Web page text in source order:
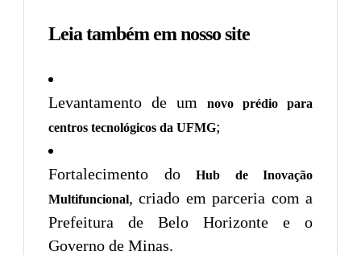
Leia também em nosso site
Levantamento de um
novo prédio para
centros tecnológicos da UFMG;
Fortalecimento do
Hub de Inovação
Multifuncional, criado em parceria com a
Prefeitura de Belo Horizonte e o
Governo de Minas.